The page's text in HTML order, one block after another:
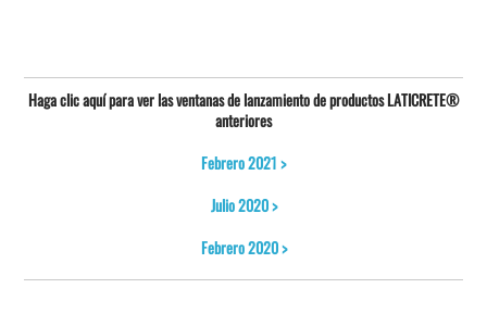
Haga clic aquí para ver las ventanas de lanzamiento de productos LATICRETE®
anteriores
Febrero 2021 >
Julio 2020 >
Febrero 2020 >